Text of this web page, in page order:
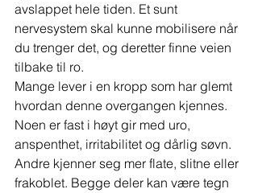
avslappet hele tiden. Et sunt
nervesystem skal kunne mobilisere når
du trenger det, og deretter finne veien
tilbake til ro.
Mange lever i en kropp som har glemt
hvordan denne overgangen kjennes.
Noen er fast i høyt gir med uro,
anspenthet, irritabilitet og dårlig søvn.
Andre kjenner seg mer flate, slitne eller
frakoblet. Begge deler kan være tegn